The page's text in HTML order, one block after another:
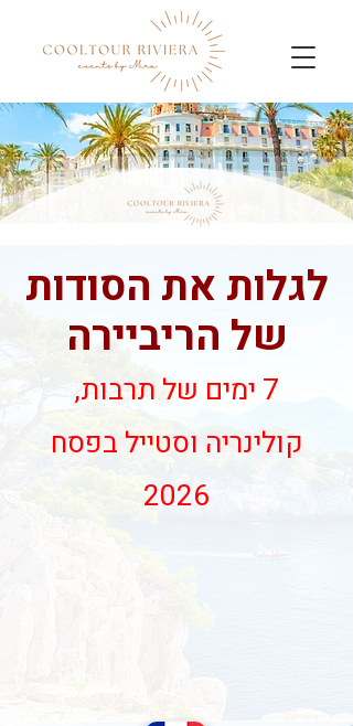
לגלות את הסודות
של הריביירה
7 ימים של תרבות,
קולינריה וסטייל בפסח
2026